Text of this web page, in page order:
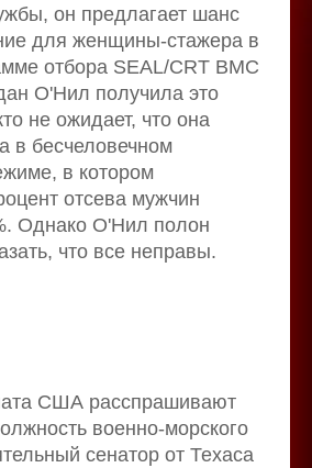
он предлагает шанс
для женщины-стажера в
отбора SEAL/CRT ВМС
О'Нил получила это
не ожидает, что она
в бесчеловечном
в котором
отсева мужчин
Однако О'Нил полон
что все неправы.
США расспрашивают
военно-морского
сенатор от Техаса